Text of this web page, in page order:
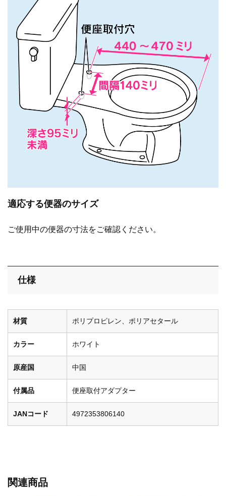
適応する便器のサイズ
ご使用中の便器の寸法をご確認ください。
仕様
材質 ポリプロピレン、ポリアセタール
カラー ホワイト
原産国 中国
付属品 便座取付アダプター
JANコード 4972353806140
関連商品
キッチン
エクステリア